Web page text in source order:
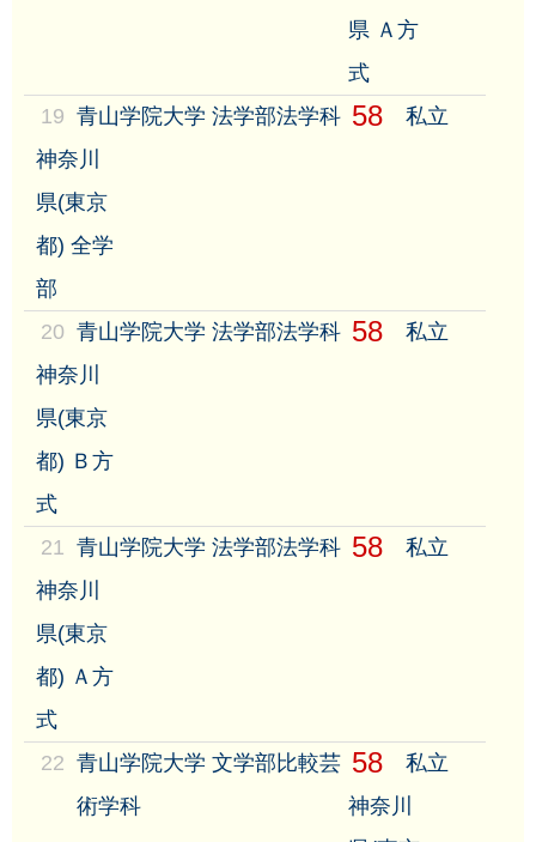
県 Ａ方
式
19 青山学院大学 法学部法学科 58
私立
神奈川
県(東京
都) 全学
部
20 青山学院大学 法学部法学科 58
私立
神奈川
県(東京
都) Ｂ方
式
21
青山学院大学 法学部法学科 58
私立
神奈川
県(東京
都) Ａ方
式
22 青山学院大学 文学部比較芸
術学科
58
私立
神奈川